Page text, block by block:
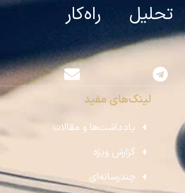
تحلیل راه‌کار
لینک‌های مفید
یادداشت‌ها و مقالات
گزارش ویژه
چندرسانه‌ای